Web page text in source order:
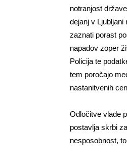
notranjost
dejanj v Ljubljani
zaznati porast
napadov zoper
Policija te
tem poročajo
nastanitvenih
Odločitve vlade
postavlja skrbi
nesposobnost,